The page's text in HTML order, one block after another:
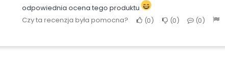
odpowiednia ocena tego produktu
Czy ta recenzja była pomocna?
0 0 0